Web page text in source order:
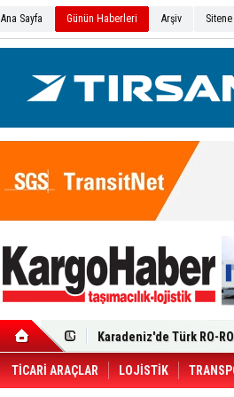
Ana Sayfa Günün Haberleri Arşiv
Ege Bölgesi'nin ilk
Durumu Ağır
Turhan Özen Saudia
Turkish Cargo’dan
Renault Trucks T 480
TİCARİ ARAÇLAR LOJİSTİK